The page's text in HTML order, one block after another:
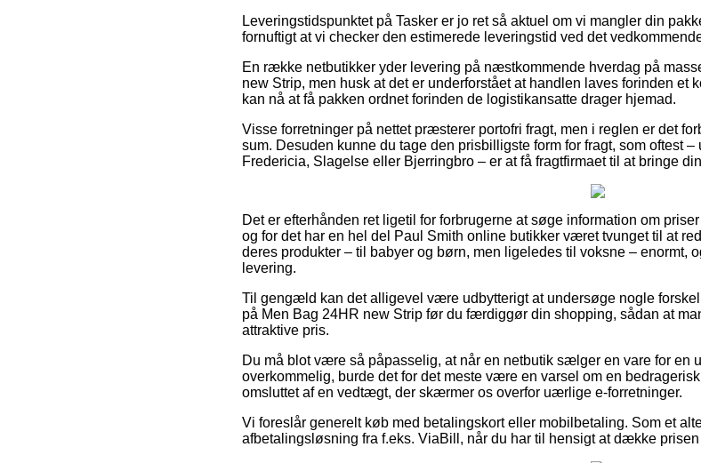
Leveringstidspunktet på Tasker er jo ret så aktuel om vi mangler din
fornuftigt at vi checker den estimerede leveringstid ved det
En række netbutikker yder levering på næstkommende hverdag på
new Strip, men husk at det er underforstået at handlen laves forinden et
kan nå at få pakken ordnet forinden de logistikansatte drager hjemad.
Visse forretninger på nettet præsterer portofri fragt, men i reglen er det
sum. Desuden kunne du tage den prisbilligste form for fragt, som oftest
Fredericia, Slagelse eller Bjerringbro – er at få fragtfirmaet til at bringe
Det er efterhånden ret ligetil for forbrugerne at søge information om
og for det har en hel del Paul Smith online butikker været tvunget til at
deres produkter – til babyer og børn, men ligeledes til voksne – enormt,
levering.
Til gengæld kan det alligevel være udbytterigt at undersøge nogle
på Men Bag 24HR new Strip før du færdiggør din shopping, sådan at
attraktive pris.
Du må blot være så påpasselig, at når en netbutik sælger en vare for en
overkommelig, burde det for det meste være en varsel om en
omsluttet af en vedtægt, der skærmer os overfor uærlige e-forretninger.
Vi foreslår generelt køb med betalingskort eller mobilbetaling. Som et
afbetalingsløsning fra f.eks. ViaBill, når du har til hensigt at dække prisen